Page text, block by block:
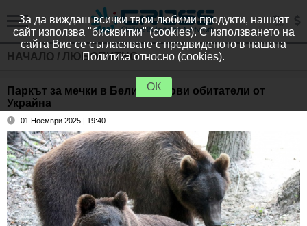
НАЧАЛО / ЛЮБОПИТНО
Паркът за мечки в Белица с нови обитатели от
Украйна
01 Ноември 2025 | 19:40
За да виждаш всички твои любими продукти, нашият
сайт използва "бисквитки" (cookies). С използването на
сайта Вие се съгласявате с предвиденото в нашата
Политика относно (cookies).
ОК